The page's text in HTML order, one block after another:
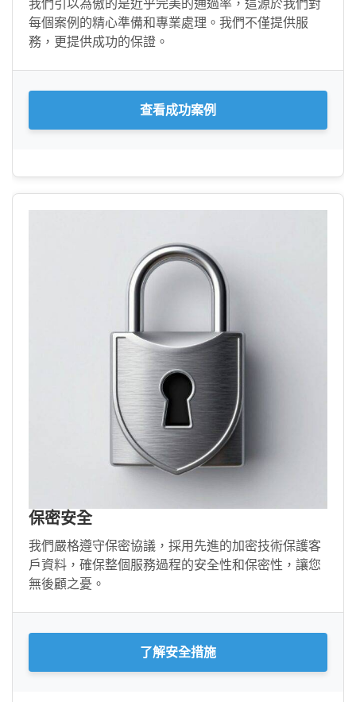
每個案例的精心準備和專業處理。我們不僅提供服
務，更提供成功的保證。
查看成功案例
保密安全
我們嚴格遵守保密協議，採用先進的加密技術保護客
戶資料，確保整個服務過程的安全性和保密性，讓您
無後顧之憂。
了解安全措施